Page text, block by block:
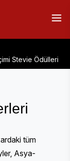
Stevie Ödülleri
tüm
Asya-